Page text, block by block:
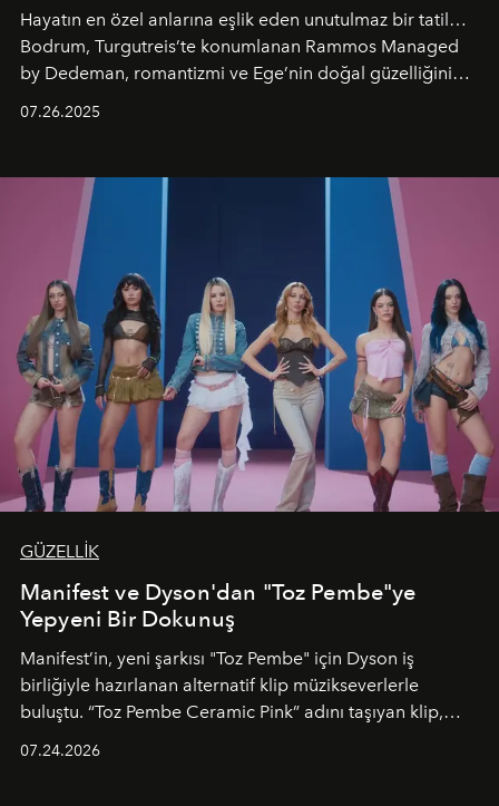
Hayatın en özel anlarına eşlik eden unutulmaz bir tatil…
Bodrum, Turgutreis’te konumlanan Rammos Managed
by Dedeman, romantizmi ve Ege’nin doğal güzelliğini
07.26.2025
GÜZELLİK
Manifest ve Dyson'dan "Toz Pembe"ye
Yepyeni Bir Dokunuş
Manifest’in, yeni şarkısı "Toz Pembe" için Dyson iş
birliğiyle hazırlanan alternatif klip müzikseverlerle
buluştu. “Toz Pembe Ceramic Pink” adını taşıyan klip,
07.24.2026